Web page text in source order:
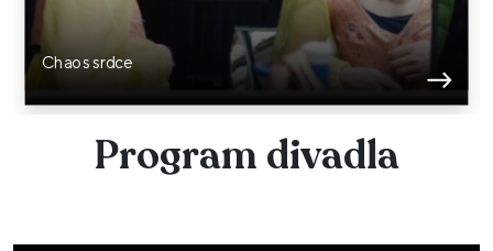
Chaos srdce
Program divadla